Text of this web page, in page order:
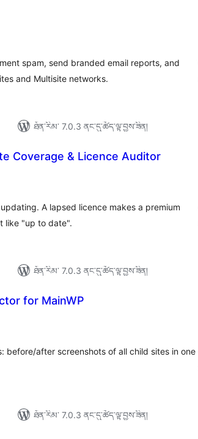
spam, send branded email reports, and
and Multisite networks.
ཐོན་རིམ་ 7.0.3 ནང་དུ་ཚོད་ལྟ་བྱས་ཟིན།
Coverage & Licence Auditor
A lapsed licence makes a premium
like "up to date".
ཐོན་རིམ་ 7.0.3 ནང་དུ་ཚོད་ལྟ་བྱས་ཟིན།
for MainWP
before/after screenshots of all child sites in one
ཐོན་རིམ་ 7.0.3 ནང་དུ་ཚོད་ལྟ་བྱས་ཟིན།